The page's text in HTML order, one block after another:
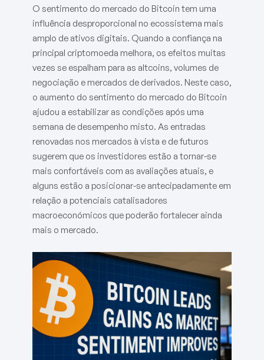
O sentimento do mercado do Bitcoin tem uma
influência desproporcional no ecossistema mais
amplo de ativos digitais. Quando a confiança na
principal criptomoeda melhora, os efeitos muitas
vezes se espalham para as altcoins, volumes de
negociação e mercados de derivados. Neste caso,
o aumento do sentimento do mercado do Bitcoin
ajudou a estabilizar as condições após uma
semana de desempenho misto. As entradas
renovadas nos mercados à vista e de futuros
sugerem que os investidores estão a tornar-se
mais confortáveis com as avaliações atuais, e
alguns estão a posicionar-se antecipadamente em
relação a potenciais catalisadores
macroeconómicos que poderão fortalecer ainda
mais o mercado.